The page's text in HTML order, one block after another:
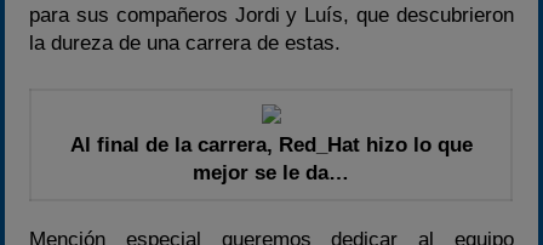
para sus compañeros Jordi y Luís, que descubrieron
la dureza de una carrera de estas.
Al final de la carrera, Red_Hat hizo lo que
mejor se le da…
Mención especial queremos dedicar al equipo